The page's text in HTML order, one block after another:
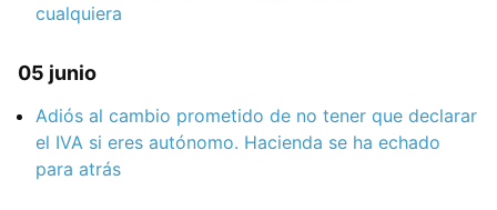
cualquiera
05 junio
Adiós al cambio prometido de no tener que declarar
el IVA si eres autónomo. Hacienda se ha echado
para atrás